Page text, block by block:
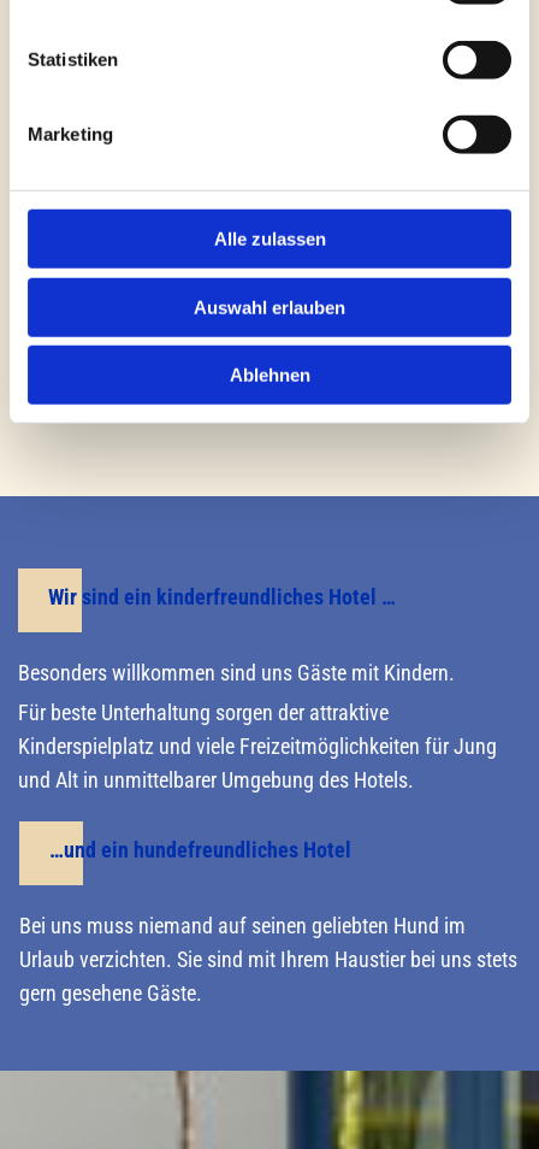
Statistiken
Marketing
Alle zulassen
Auswahl erlauben
Ablehnen
Wir sind ein kinderfreundliches Hotel …
Besonders willkommen sind uns Gäste mit Kindern.
Für beste Unterhaltung sorgen der attraktive
Kinderspielplatz und viele Freizeitmöglichkeiten für Jung
und Alt in unmittelbarer Umgebung des Hotels.
…und ein hundefreundliches Hotel
Bei uns muss niemand auf seinen geliebten Hund im
Urlaub verzichten. Sie sind mit Ihrem Haustier bei uns stets
gern gesehene Gäste.